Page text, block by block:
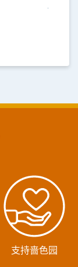
支持啬色园